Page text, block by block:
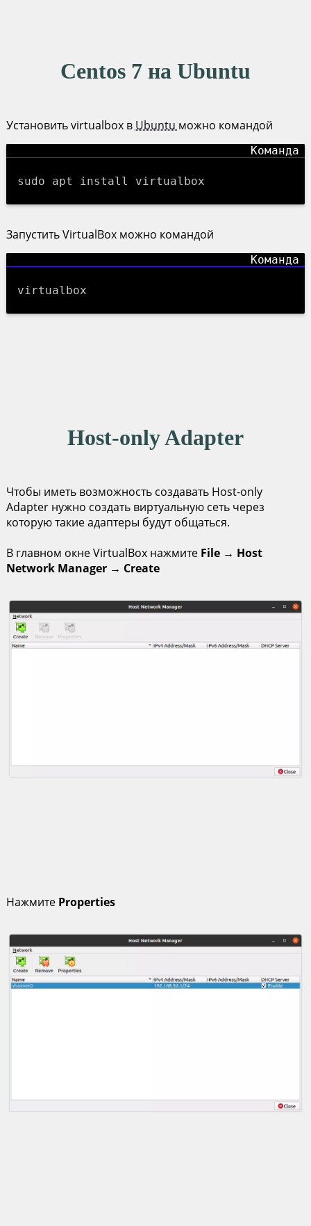
Centos 7 на Ubuntu
Установить virtualbox в Ubuntu можно командой
sudo apt install virtualbox
Запустить VirtualBox можно командой
virtualbox
Host-only Adapter
Чтобы иметь возможность создавать Host-only
Adapter нужно создать виртуальную сеть через
которую такие адаптеры будут общаться.
В главном окне VirtualBox нажмите File→ Host
Network Manager→ Create
Нажмите Properties